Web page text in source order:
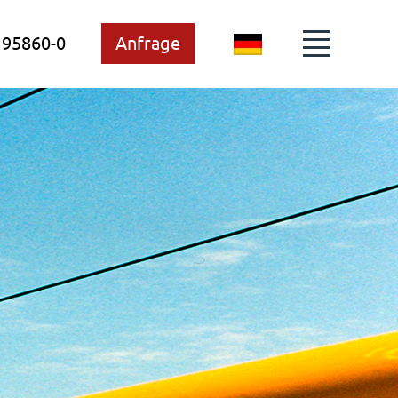
0 Anfrage
DE